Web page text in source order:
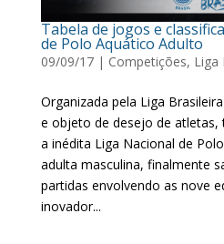
Tabela de jogos e
de Polo Aquático Adulto
09/09/17| Competições, Liga
Organizada pela Liga
e objeto de desejo de atletas,
a inédita Liga Nacional de
adulta masculina, finalmente
partidas envolvendo as nove
inovador...